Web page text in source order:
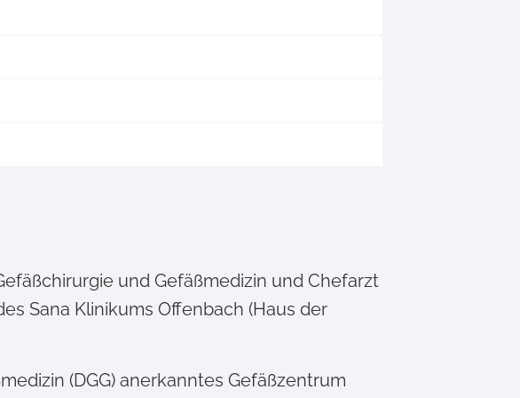
und Gefäßmedizin und Chefarzt
Sana Klinikums Offenbach (Haus der
(DGG) anerkanntes Gefäßzentrum